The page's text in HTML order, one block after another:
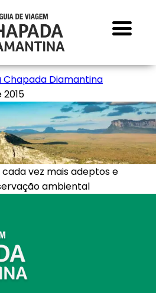
Chapada Diamantina
vez mais adeptos e
ambiental